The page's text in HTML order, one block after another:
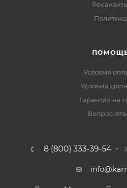
Политика
Условия
Условия
Гарантия на
Вопрос-
8 (800) 333-39-54